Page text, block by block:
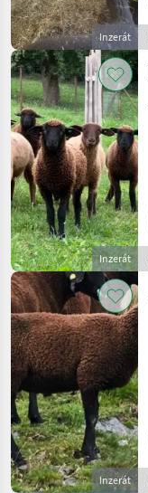
Inzerát
Inzerát
Inzerát